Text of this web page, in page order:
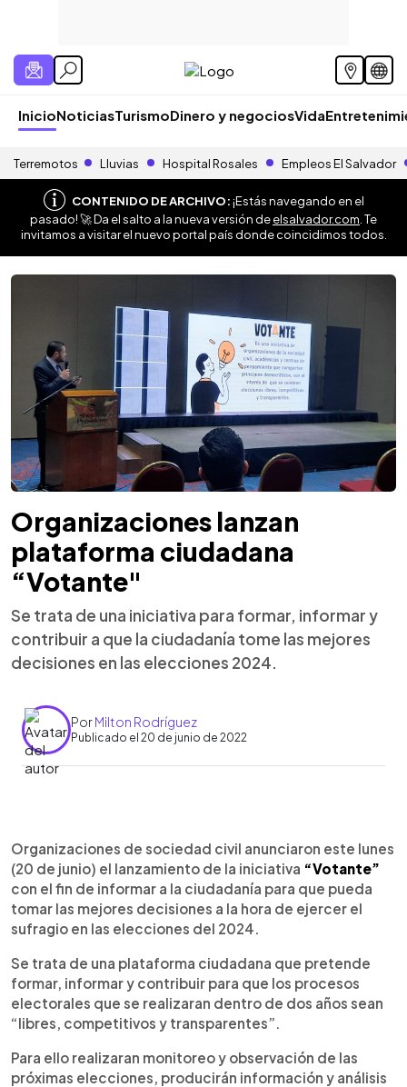
InicioNoticiasTurismoDinero y negociosVida
Terremotos Lluvias Hospital Rosales Empleos El Salvador
CONTENIDO DE ARCHIVO:¡Estás navegando en el
pasado! 🚀 Da el salto a la nueva versión deelsalvador.com . Te
invitamos a visitar el nuevo portal país donde coincidimos todos.
Organizaciones lanzan
plataforma ciudadana
“Votante"
Se trata de una iniciativa para formar, informar y
contribuir a que la ciudadanía tome las mejores
decisiones en las elecciones 2024.
PorMilton Rodríguez
Publicado el 20 de junio de 2022
► Escuchar artículo
Organizaciones de sociedad civil anunciaron este lunes
(20 de junio) el lanzamiento de la iniciativa “Votante”
con el fin de informar a la ciudadanía para que pueda
tomar las mejores decisiones a la hora de ejercer el
sufragio en las elecciones del 2024.
Se trata de una plataforma ciudadana que pretende
formar, informar y contribuir para que los procesos
electorales que se realizaran dentro de dos años sean
“libres, competitivos y transparentes”.
Para ello realizaran monitoreo y observación de las
próximas elecciones, producirán información y análisis